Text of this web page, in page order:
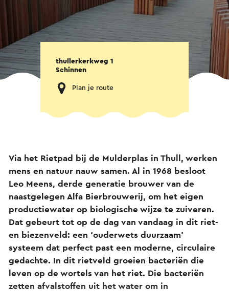
thullerkerkweg 1
Schinnen
Plan je route
Via het Rietpad bij de Mulderplas in Thull, werken
mens en natuur nauw samen. Al in 1968 besloot
Leo Meens, derde generatie brouwer van de
naastgelegen Alfa Bierbrouwerij, om het eigen
productiewater op biologische wijze te zuiveren.
Dat gebeurt tot op de dag van vandaag in dit riet-
en biezenveld: een ‘ouderwets duurzaam’
systeem dat perfect past een moderne, circulaire
gedachte. In dit rietveld groeien bacteriën die
leven op de wortels van het riet. Die bacteriën
zetten afvalstoffen uit het water om in